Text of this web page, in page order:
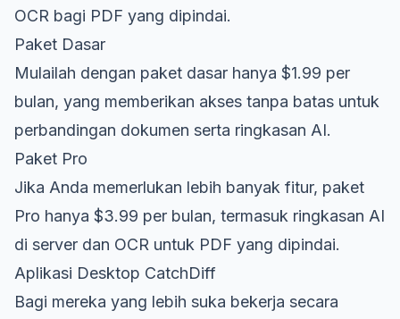
OCR bagi PDF yang dipindai.
Paket Dasar
Mulailah dengan paket dasar hanya $1.99 per
bulan, yang memberikan akses tanpa batas untuk
perbandingan dokumen serta ringkasan AI.
Paket Pro
Jika Anda memerlukan lebih banyak fitur, paket
Pro hanya $3.99 per bulan, termasuk ringkasan AI
di server dan OCR untuk PDF yang dipindai.
Aplikasi Desktop CatchDiff
Bagi mereka yang lebih suka bekerja secara